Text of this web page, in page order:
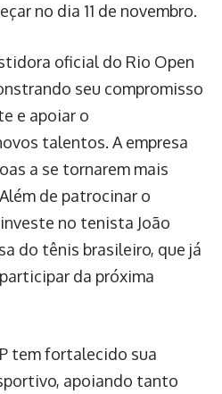
no dia 11 de novembro.
oficial do Rio Open
seu compromisso
e apoiar o
talentos. A empresa
a se tornarem mais
de patrocinar o
no tenista João
do tênis brasileiro, que já
da próxima
tem fortalecido sua
apoiando tanto